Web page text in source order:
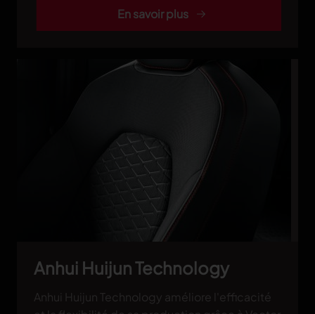
En savoir plus
Anhui Huijun Technology
Anhui Huijun Technology améliore l'efficacité